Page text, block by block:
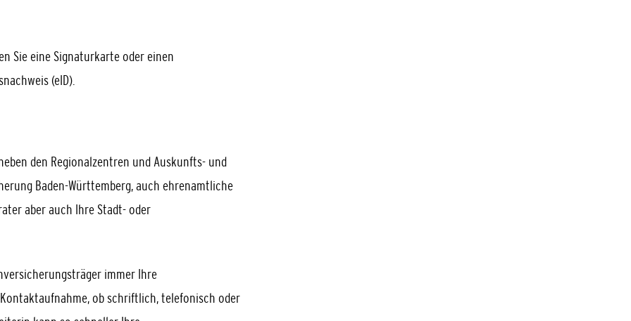
Sie eine Signaturkarte oder einen
(eID).
den Regionalzentren und Auskunfts- und
Baden-Württemberg, auch ehrenamtliche
aber auch Ihre Stadt- oder
immer Ihre
ob schriftlich, telefonisch oder